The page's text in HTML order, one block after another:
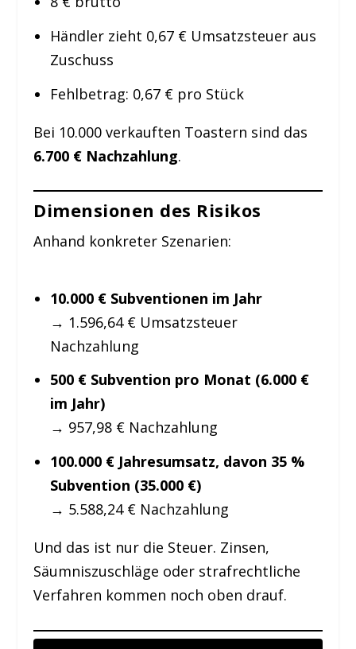
Händler zieht 0,67 € Umsatzsteuer aus
Zuschuss
Fehlbetrag: 0,67 € pro Stück
Bei 10.000 verkauften Toastern sind das
6.700 € Nachzahlung.
Dimensionen des Risikos
Anhand konkreter Szenarien:
10.000 € Subventionen im Jahr
→ 1.596,64 € Umsatzsteuer
Nachzahlung
500 € Subvention pro Monat (6.000 €
im Jahr)
→ 957,98 € Nachzahlung
100.000 € Jahresumsatz, davon 35 %
Subvention (35.000 €)
→ 5.588,24 € Nachzahlung
Und das ist nur die Steuer. Zinsen,
Säumniszuschläge oder strafrechtliche
Verfahren kommen noch oben drauf.